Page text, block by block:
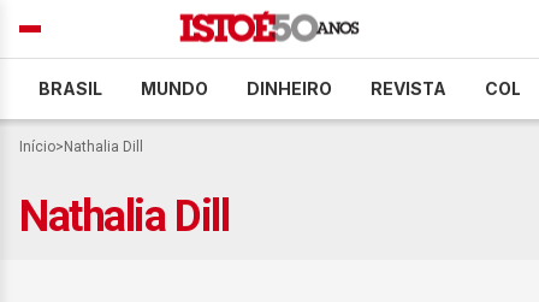
BRASIL MUNDO DINHEIRO REVISTA
Início> Nathalia Dill
Nathalia Dill